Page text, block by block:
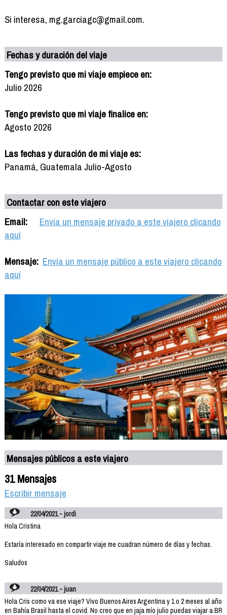
Si interesa, mg.garciagc@gmail.com.
Fechas y duración del viaje
Tengo previsto que mi viaje empiece en:
Julio 2026
Tengo previsto que mi viaje finalice en:
Agosto 2026
Las fechas y duración de mi viaje es:
Panamá, Guatemala Julio-Agosto
Contactar con este viajero
Email:
Envía un mensaje privado a este viajero clicando
aquí
Mensaje: Envía un mensaje público a este viajero clicando
aquí
Mensajes públicos a este viajero
31 Mensajes
Escribir mensaje
22/04/2021 - jordi
Hola Cristina
Estaría interesado en compartir viaje me cuadran número de días y fechas.
Saludos
22/04/2021 - juan
Hola Cris como va ese viaje? Vivo Buenos Aires Argentina y 1 o 2 meses al año
en Bahía Brasil hasta el covid. No creo que en jaja mío julio puedas viajar a BR